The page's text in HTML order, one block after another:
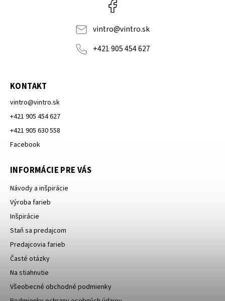
vintro@vintro.sk
+421 905 454 627
KONTAKT
vintro@vintro.sk
+421 905 454 627
+421 905 630 558
Facebook
INFORMÁCIE PRE VÁS
Návody a inšpirácie
Výroba farieb
Inšpirácie
Staň sa predajcom
Predajcovia farieb
Časté otázky
Na stiahnutie
Všeobecné obchodné podmienky